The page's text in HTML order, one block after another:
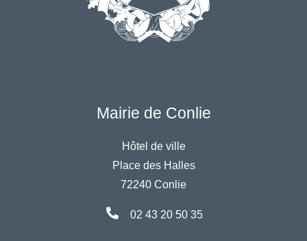
Mairie de Conlie
Hôtel de ville
Place des Halles
72240 Conlie
02 43 20 50 35